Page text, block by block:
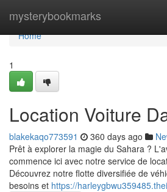
mysterybookmarks
Home
Home
1
Location Voiture
blakekaqo773591 360 days ago
Prêt à explorer la magie du Sahara ?
commence ici avec notre service de
Découvrez notre flotte diversifiée de
besoins et https://